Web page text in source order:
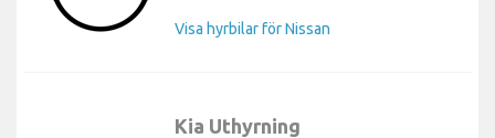
Visa hyrbilar för Nissan
Kia Uthyrning